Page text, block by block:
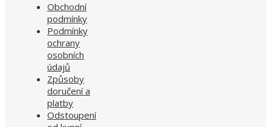
Obchodní
podmínky
Podmínky
ochrany
osobních
údajů
Způsoby
doručení a
platby
Odstoupení